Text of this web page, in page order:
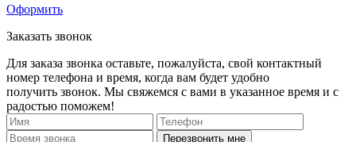
Оформить
Заказать звонок
Для заказа звонка оставьте, пожалуйста, свой контактный
номер телефона и время, когда вам будет удобно
получить звонок. Мы свяжемся с вами в указанное время и с
радостью поможем!
Перезвонить мне